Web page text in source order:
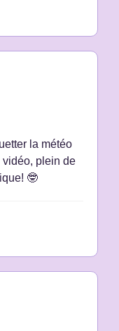
la météo
vidéo, plein de
🤓